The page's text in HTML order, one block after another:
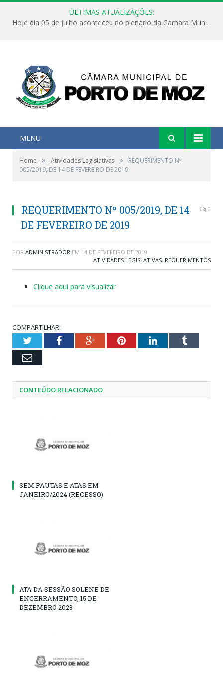
ÚLTIMAS ATUALIZAÇÕES:
Hoje dia 05 de julho aconteceu no plenário da Camara Municipal de Porto de Moz a Sessão Solene de Abertura dos Trabalhos Legislativos 2º Período da 23ª Legislatura
MENU
Home » Atividades Legislativas »
REQUERIMENTO Nº
005/2019, DE 14 DE FEVEREIRO DE 2019
REQUERIMENTO Nº 005/2019, DE 14
DE FEVEREIRO DE 2019
0
POR ADMINISTRADOR EM 14 DE FEVEREIRO DE 2019
ATIVIDADES LEGISLATIVAS, REQUERIMENTOS
Clique aqui para visualizar
COMPARTILHAR:
TwitterFacebookGoogle+PinterestLinkedInTumblr
Email
CONTEÚDO RELACIONADO
SEM PAUTAS E ATAS EM
JANEIRO/2024 (RECESSO)
ATA DA SESSÃO SOLENE DE
ENCERRAMENTO, 15 DE
DEZEMBRO 2023